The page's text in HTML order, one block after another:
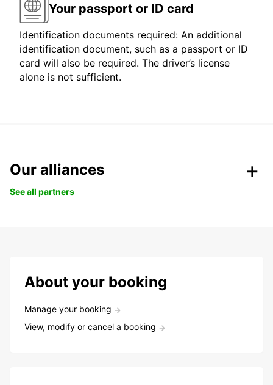
Your passport or ID card
Identification documents required: An additional
identification document, such as a passport or ID
card will also be required. The driver’s license
alone is not sufficient.
Our alliances
See all partners
About your booking
Manage your booking
View, modify or cancel a booking